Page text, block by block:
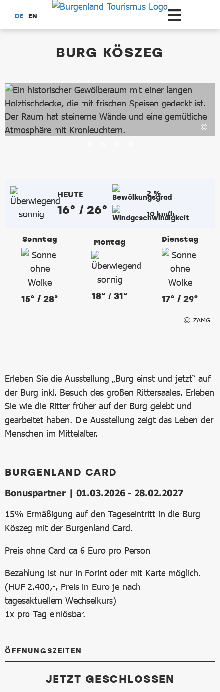
Zum Hauptinhalt springen
DE EN
BURG KÖSZEG
HEUTE
16° / 26°
2 %
10 km/h
Sonntag
15° / 28°
Montag
18° / 31°
Dienstag
17° / 29°
ZAMG
Erleben Sie die Ausstellung „Burg einst und jetzt“ auf
der Burg inkl. Besuch des großen Rittersaales. Erleben
Sie wie die Ritter früher auf der Burg gelebt und
gearbeitet haben. Die Ausstellung zeigt das Leben der
Menschen im Mittelalter.
BURGENLAND CARD
Bonuspartner | 01.03.2026 - 28.02.2027
15% Ermäßigung auf den Tageseintritt in die Burg
Köszeg mit der Burgenland Card.
Preis ohne Card ca 6 Euro pro Person
Bezahlung ist nur in Forint oder mit Karte möglich.
(HUF 2.400,-, Preis in Euro je nach
tagesaktuellem Wechselkurs)
1x pro Tag einlösbar.
ÖFFNUNGSZEITEN
JETZT GESCHLOSSEN